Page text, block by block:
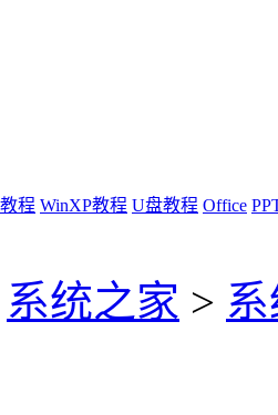
程 WinXP教程 U盘教程 Office
系统之家 >